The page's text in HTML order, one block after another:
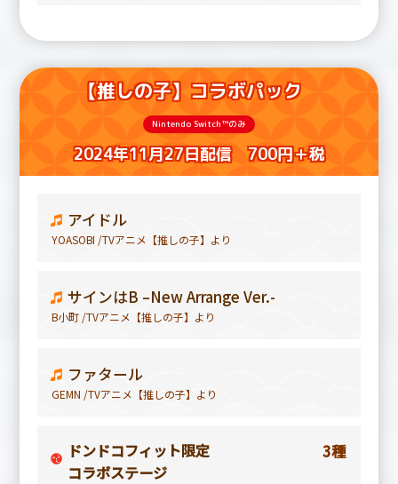
【推しの子】コラボパック
Nintendo Switch™のみ
2024年11月27日配信 700円＋税
アイドル
YOASOBI /TVアニメ【推しの子】より
サインはB –New Arrange Ver.-
B小町 /TVアニメ【推しの子】より
ファタール
GEMN /TVアニメ【推しの子】より
ドンドコフィット限定
コラボステージ
3種